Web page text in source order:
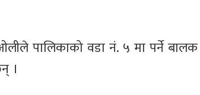
ओलीले पालिकाको वडा नं. ५ मा पर्ने बालक
।